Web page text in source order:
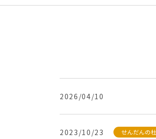
2026/04/10
2023/10/23 せんだんの